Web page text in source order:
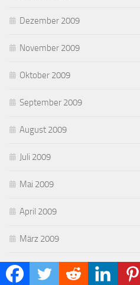
Dezember 2009
November 2009
Oktober 2009
September 2009
August 2009
Juli 2009
Mai 2009
April 2009
März 2009
Februar 2009